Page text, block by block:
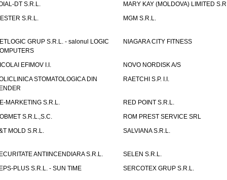
DT S.R.L.
MARY KAY (MOLDOVA) LIMITED
S.R.L.
MGM S.R.L.
GRUP S.R.L. - salonul LOGIC
NIAGARA CITY FITNESS
EFIMOV I.I.
NOVO NORDISK A/S
STOMATOLOGICA DIN
RAETCHI S.P. I.I.
MARKETING S.R.L.
RED POINT S.R.L.
S.R.L.,S.C.
ROM PREST SERVICE SRL
MOLD S.R.L.
SALVIANA S.R.L.
ANTIINCENDIARA S.R.L.
SELEN S.R.L.
PLUS S.R.L. - SUN TIME
SERCOTEX GRUP S.R.L.